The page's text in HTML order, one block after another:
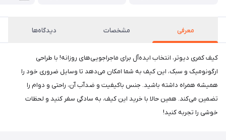
معرفی مشخصات دیدگاه‌ها
کیف کمری دیوتر، انتخاب ایده‌آل برای ماجراجویی‌های روزانه! با طراحی
ارگونومیک و سبک، این کیف به شما امکان می‌دهد تا وسایل ضروری خود را
همیشه همراه داشته باشید. جنس باکیفیت و ضدآب آن، راحتی و دوام را
تضمین می‌کند. همین حالا با خرید این کیف، به سادگی سفر کنید و لحظات
خوشی را تجربه کنید!